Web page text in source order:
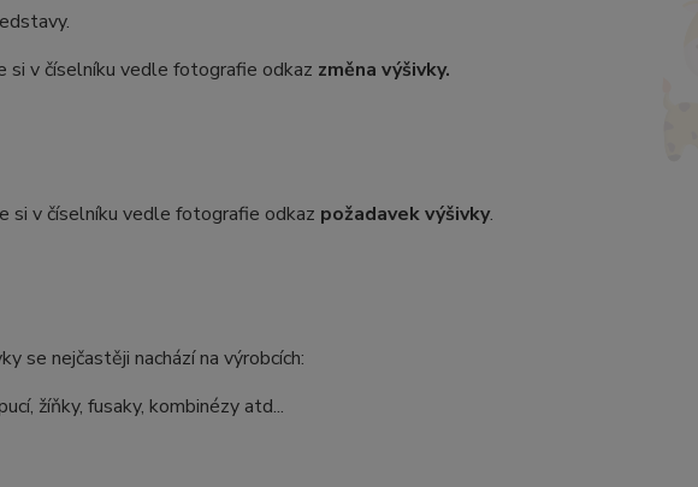
si v číselníku vedle fotografie odkaz změna výšivky.
si v číselníku vedle fotografie odkaz požadavek výšivky.
se nejčastěji nachází na výrobcích:
žíňky, fusaky, kombinézy atd...